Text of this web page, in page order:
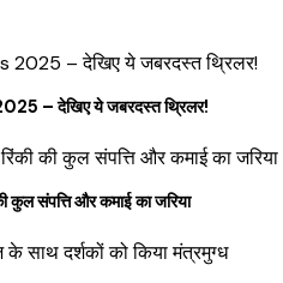
– देखिए ये जबरदस्त थ्रिलर!
संपत्ति और कमाई का जरिया